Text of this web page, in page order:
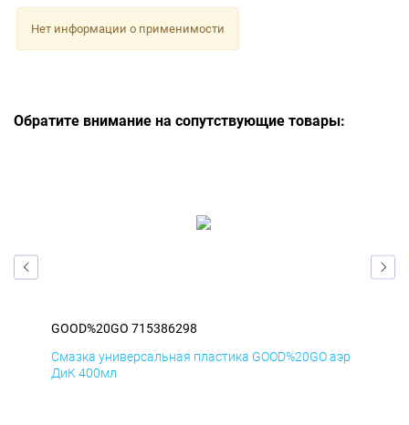
Нет информации о применимости
Обратите внимание на сопутствующие товары:
GOOD%20GO 715386298
Смазка универсальная пластика GOOD%20GO аэр
ДиК 400мл